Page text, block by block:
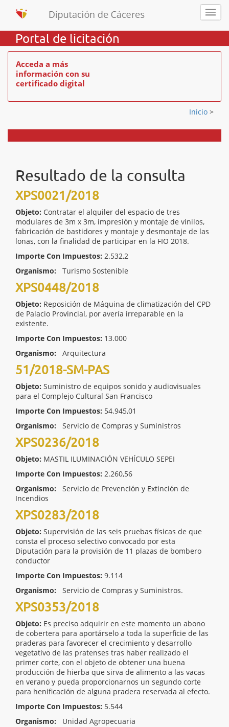
Portal de licitación
Acceda a más
información con su
certificado digital
Inicio >
Resultado de la consulta
XPS0021/2018
Objeto: Contratar el alquiler del espacio de tres
modulares de 3m x 3m, impresión y montaje de vinilos,
fabricación de bastidores y montaje y desmontaje de las
lonas, con la finalidad de participar en la FIO 2018.
Importe Con Impuestos: 2.532,2
Organismo:
Turismo Sostenible
XPS0448/2018
Objeto: Reposición de Máquina de climatización del CPD
de Palacio Provincial, por avería irreparable en la
existente.
Importe Con Impuestos: 13.000
Organismo:
Arquitectura
51/2018-SM-PAS
Objeto: Suministro de equipos sonido y audiovisuales
para el Complejo Cultural San Francisco
Importe Con Impuestos: 54.945,01
Organismo:
Servicio de Compras y Suministros
XPS0236/2018
Objeto: MASTIL ILUMINACIÓN VEHÍCULO SEPEI
Importe Con Impuestos: 2.260,56
Organismo:
Servicio de Prevención y Extinción de
Incendios
XPS0283/2018
Objeto: Supervisión de las seis pruebas físicas de que
consta el proceso selectivo convocado por esta
Diputación para la provisión de 11 plazas de bombero
conductor
Importe Con Impuestos: 9.114
Organismo:
Servicio de Compras y Suministros.
XPS0353/2018
Objeto: Es preciso adquirir en este momento un abono
de cobertera para aportárselo a toda la superficie de las
praderas para favorecer el crecimiento y desarrollo
vegetativo de las pratenses tras haber realizado el
primer corte, con el objeto de obtener una buena
producción de hierba que sirva de alimento a las vacas
en verano y pueda proporcionarnos un segundo corte
para henificación de alguna pradera reservada al efecto.
Importe Con Impuestos: 5.544
Organismo:
Unidad Agropecuaria